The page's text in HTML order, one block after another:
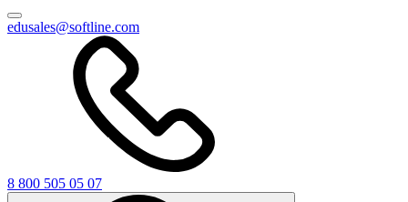
edusales@softline.com
8 800 505 05 07